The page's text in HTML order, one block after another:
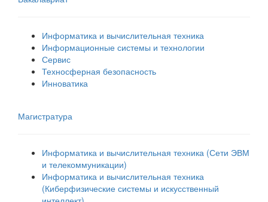
Информатика и вычислительная техника
Информационные системы и технологии
Сервис
Техносферная безопасность
Инноватика
Магистратура
Информатика и вычислительная техника (Сети ЭВМ
и телекоммуникации)
Информатика и вычислительная техника
(Киберфизические системы и искусственный